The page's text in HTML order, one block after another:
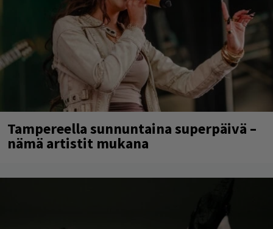
Tampereella sunnuntaina superpäivä –
nämä artistit mukana